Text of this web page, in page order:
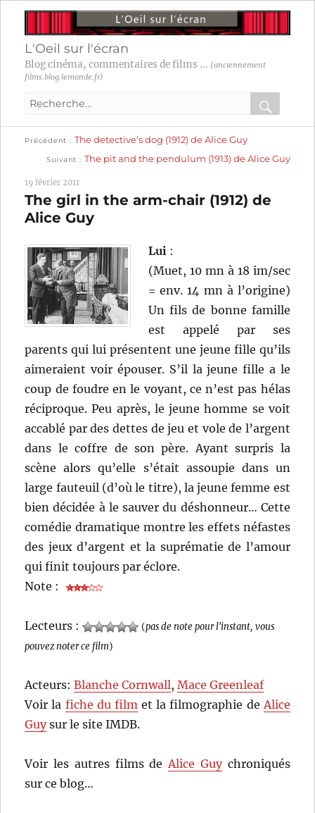
L'Oeil sur l'écran
Blog cinéma, commentaires de films ... (anciennement
films.blog.lemonde.fr)
Recherche
:
OK
Navigation
l’article
Précédent
précédente :
The detective’s dog (1912) de Alice Guy
Suivant
suivante :
The pit and the pendulum (1913) de Alice Guy
19 février 2011
The girl in the arm-chair (1912) de
Alice Guy
Lui :
(Muet, 10 mn à 18 im/sec
= env. 14 mn à l’origine)
Un fils de bonne famille
est appelé par ses
parents qui lui présentent une jeune fille qu’ils
aimeraient voir épouser. S’il la jeune fille a le
coup de foudre en le voyant, ce n’est pas hélas
réciproque. Peu après, le jeune homme se voit
accablé par des dettes de jeu et vole de l’argent
dans le coffre de son père. Ayant surpris la
scène alors qu’elle s’était assoupie dans un
large fauteuil (d’où le titre), la jeune femme est
bien décidée à le sauver du déshonneur… Cette
comédie dramatique montre les effets néfastes
des jeux d’argent et la suprématie de l’amour
qui finit toujours par éclore.
Note :
Lecteurs : (pas de note pour l'instant, vous
pouvez noter ce film)
Acteurs:Blanche Cornwall,Mace Greenleaf
Voir la fiche du filmet la filmographie deAlice
Guysur le site IMDB.
Voir les autres films deAlice Guychroniqués
sur ce blog…